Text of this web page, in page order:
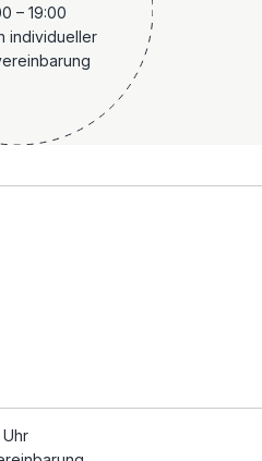
– 19:00
individueller